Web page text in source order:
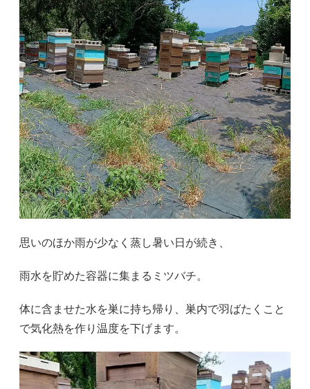
思いのほか雨が少なく蒸し暑い日が続き、
雨水を貯めた容器に集まるミツバチ。
体に含ませた水を巣に持ち帰り、巣内で羽ばたくこと
で気化熱を作り温度を下げます。